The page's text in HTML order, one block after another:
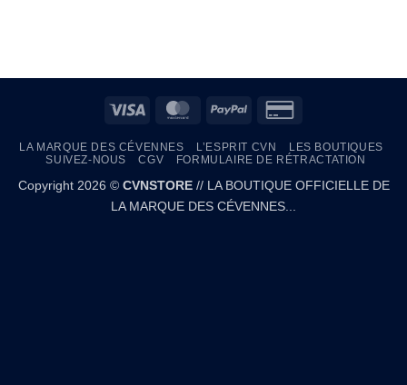
Visa MasterCardPayPal
2
LA MARQUE DES CÉVENNES L’ESPRIT CVN
LES BOUTIQUES
SUIVEZ-NOUS
CGV FORMULAIRE DE RÉTRACTATION
Copyright 2026 © CVNSTORE// LA BOUTIQUE OFFICIELLE DE
LA MARQUE DES CÉVENNES...